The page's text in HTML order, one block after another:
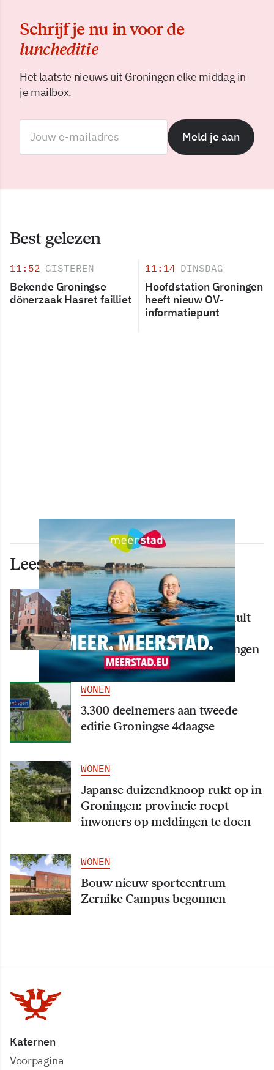
Schrijf je nu in voor de
luncheditie
Het laatste nieuws uit Groningen elke middag in
je mailbox.
Meld je aan
Best gelezen
11:52 GISTEREN
Bekende Groningse
dönerzaak Hasret failliet
11:14 DINSDAG
Hoofdstation Groningen
heeft nieuw OV-
informatiepunt
Lees ook deze artikelen
WONEN
Nieuw creatief centrum Tumult
bijna klaar: opening eind
september in hart van Groningen
WONEN
3.300 deelnemers aan tweede
editie Groningse 4daagse
WONEN
Japanse duizendknoop rukt op in
Groningen: provincie roept
inwoners op meldingen te doen
WONEN
Bouw nieuw sportcentrum
Zernike Campus begonnen
Katernen
Voorpagina